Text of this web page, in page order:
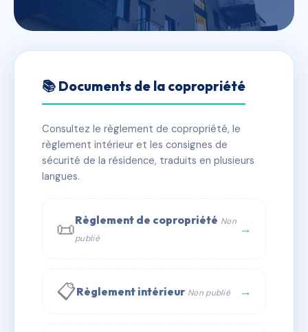
81 RUE DU FAUBOURG
BOUTONNET
📍 81 r du faubourg boutonnet 34090 Montpellier
✓ Immatriculée 🏠 26 lots 🏗 2 bâtiment(s)
📞 Contacter Syndic Digital 💬 WhatsApp
✉ Email
📚 Documents de la copropriété
Consultez le règlement de copropriété, le
règlement intérieur et les consignes de
sécurité de la résidence, traduits en plusieurs
langues.
📜Règlement de copropriété Non
publié
→
📋Règlement intérieur Non publié →